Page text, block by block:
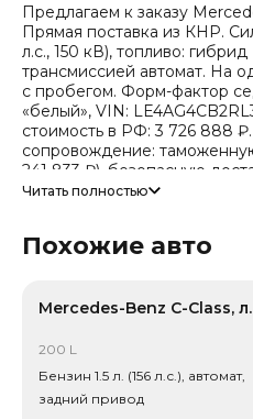
Предлагаем к заказу
Прямая поставка из КНР.
л.с., 150 кВ), топливо:
трансмиссией автомат. На
с пробегом. Форм-фактор
«белый», VIN:
стоимость в РФ: 3 726 888
сопровождение:
241 833 ₽), безопасную
документов.
уточняйте при обращении.
рынка (che): текущая цена
Примечание: прогноз
Тип привода: Задний привод
Читать полностью
Похожие авто
200 L
Бензин 1.5 л. (156 л.с.), автомат,
задний привод